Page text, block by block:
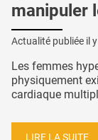
manipuler
Actualité publiée il
Les femmes
physiquement
cardiaque
LIRE LA SUITE